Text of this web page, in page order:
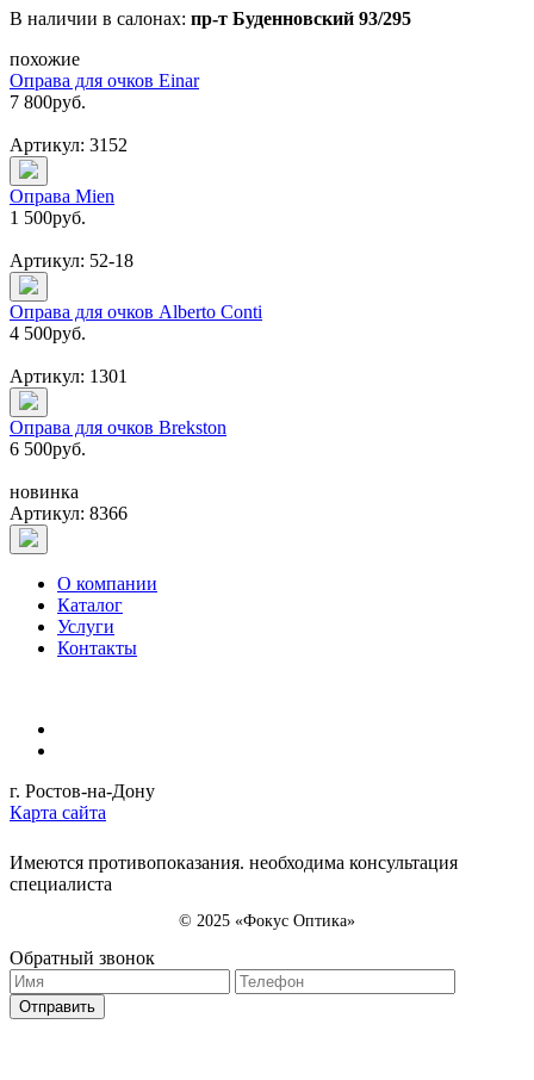
В наличии в салонах: пр-т Буденновский 93/295
похожие
Оправа для очков Einar
7 800руб.
Артикул: 3152
Оправа Mien
1 500руб.
Артикул: 52-18
Оправа для очков Alberto Conti
4 500руб.
Артикул: 1301
Оправа для очков Brekston
6 500руб.
новинка
Артикул: 8366
О компании
Каталог
Услуги
Контакты
г. Ростов-на-Дону
Карта сайта
Имеются противопоказания. необходима консультация
специалиста
© 2025 «Фокус Оптика»
Обратный звонок
Отправить